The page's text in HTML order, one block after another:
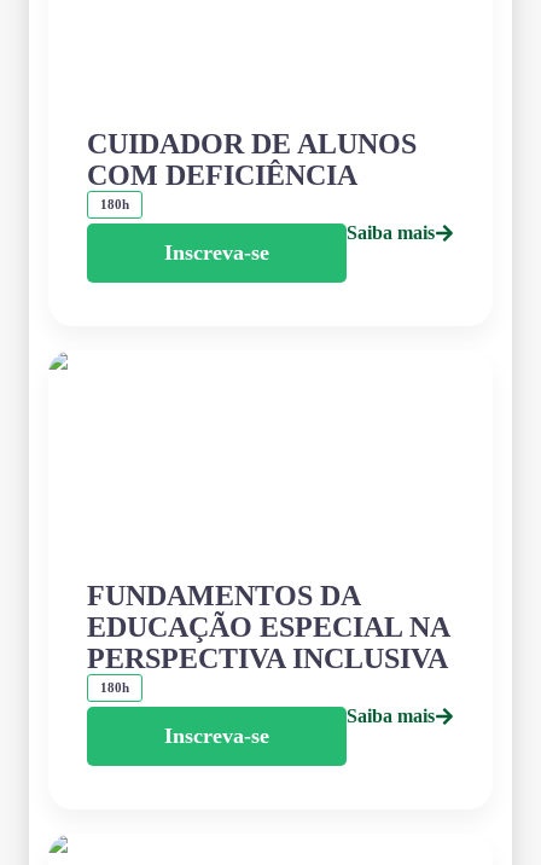
CUIDADOR DE ALUNOS
COM DEFICIÊNCIA
180h
Inscreva-se
Saiba mais
FUNDAMENTOS DA
EDUCAÇÃO ESPECIAL NA
PERSPECTIVA INCLUSIVA
180h
Inscreva-se
Saiba mais